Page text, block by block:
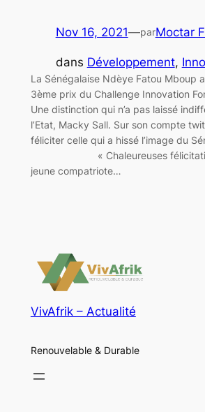
Nov 16, 2021—parMoctar
dans Développement,
La Sénégalaise Ndèye Fatou Mboup
3ème prix du Challenge Innovation
Une distinction qui n’a pas laissé
l’Etat, Macky Sall. Sur son compte
féliciter celle qui a hissé l’image du
« Chaleureuses
jeune compatriote…
VivAfrik – Actualité
Renouvelable & Durable